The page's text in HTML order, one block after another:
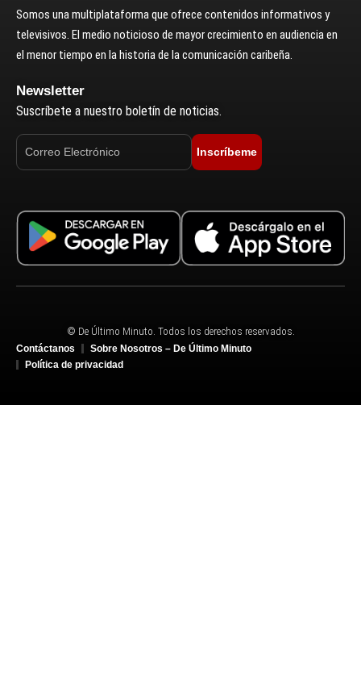
Somos una multiplataforma que ofrece contenidos informativos y
televisivos. El medio noticioso de mayor crecimiento en audiencia en
el menor tiempo en la historia de la comunicación caribeña.
Newsletter
Suscríbete a nuestro boletín de noticias.
Inscríbeme
© De Último Minuto. Todos los derechos reservados.
Contáctanos
Sobre Nosotros – De Último Minuto
Política de privacidad